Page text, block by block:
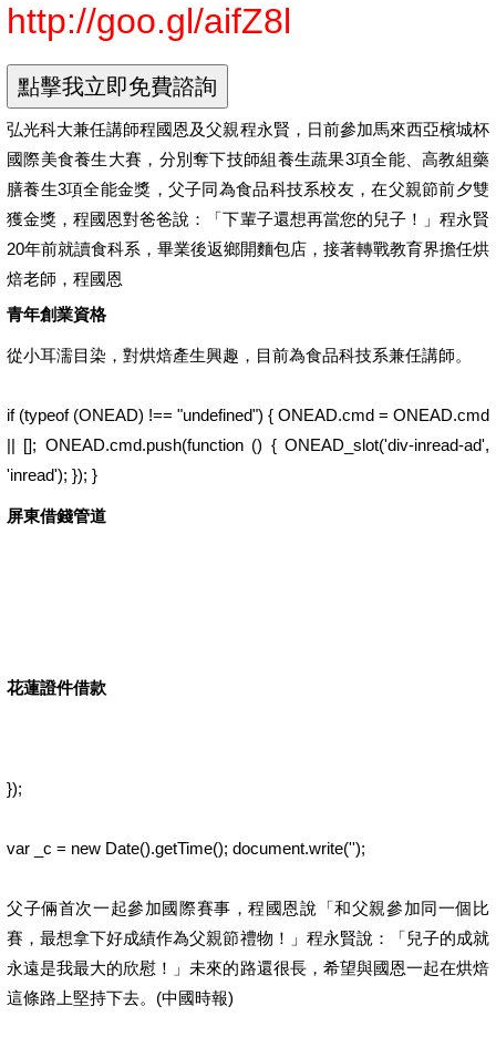
http://goo.gl/aifZ8l
弘光科大兼任講師程國恩及父親程永賢，日前參加馬來西亞檳城杯
國際美食養生大賽，分別奪下技師組養生蔬果3項全能、高教組藥
膳養生3項全能金獎，父子同為食品科技系校友，在父親節前夕雙
獲金獎，程國恩對爸爸說：「下輩子還想再當您的兒子！」程永賢
20年前就讀食科系，畢業後返鄉開麵包店，接著轉戰教育界擔任烘
焙老師，程國恩
青年創業資格
從小耳濡目染，對烘焙產生興趣，目前為食品科技系兼任講師。
if (typeof (ONEAD) !== "undefined") { ONEAD.cmd = ONEAD.cmd
|| []; ONEAD.cmd.push(function () { ONEAD_slot('div-inread-ad',
'inread'); }); }
屏東借錢管道
花蓮證件借款
});
var _c = new Date().getTime(); document.write('');
父子倆首次一起參加國際賽事，程國恩說「和父親參加同一個比
賽，最想拿下好成績作為父親節禮物！」程永賢說：「兒子的成就
永遠是我最大的欣慰！」未來的路還很長，希望與國恩一起在烘焙
這條路上堅持下去。(中國時報)